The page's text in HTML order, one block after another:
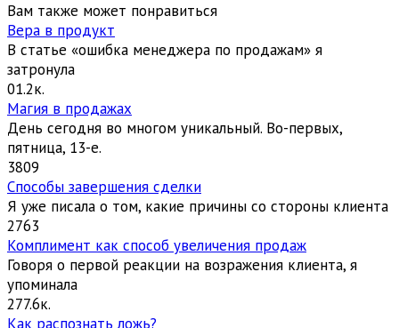
Вам также может понравиться
Вера в продукт
В статье «ошибка менеджера по продажам» я
затронула
01.2к.
Магия в продажах
День сегодня во многом уникальный. Во-первых,
пятница, 13-е.
3809
Способы завершения сделки
Я уже писала о том, какие причины со стороны клиента
2763
Комплимент как способ увеличения продаж
Говоря о первой реакции на возражения клиента, я
упоминала
277.6к.
Как распознать ложь?